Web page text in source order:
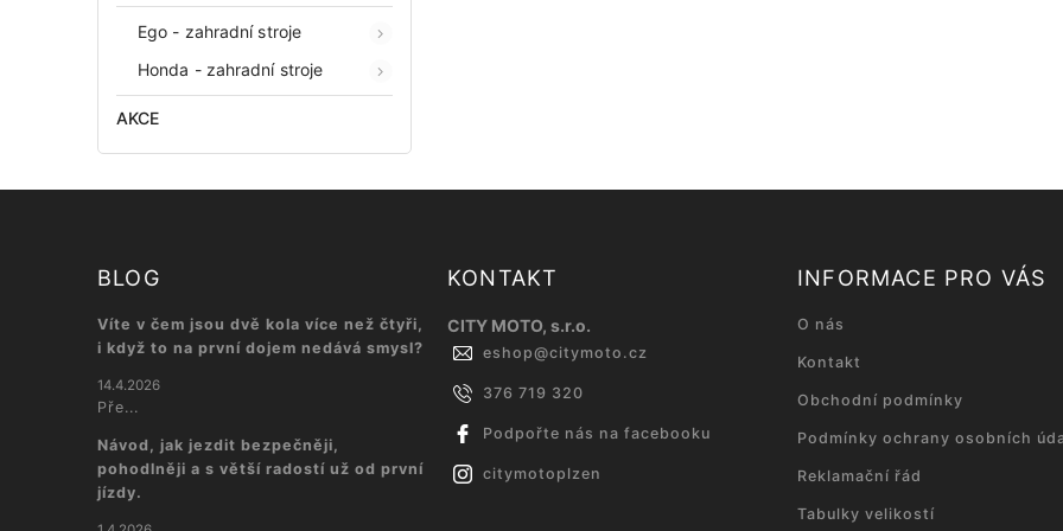
Ego - zahradní stroje
Honda - zahradní stroje
AKCE
BLOG
Víte v čem jsou dvě kola více než čtyři,
i když to na první dojem nedává smysl?
14.4.2026
Pře...
Návod, jak jezdit bezpečněji,
pohodlněji a s větší radostí už od první
jízdy.
KONTAKT
CITY MOTO, s.r.o.
eshop@citymoto.cz
376 719 320
Podpořte nás na facebooku
citymotoplzen
INFORMACE PRO VÁS
O nás
Kontakt
Obchodní podmínky
Podmínky ochrany osobních
Reklamační řád
Tabulky velikostí